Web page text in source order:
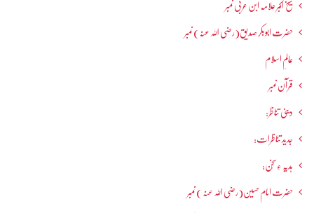
شیخ اکبر علامہ ابن عربی نمبر
حضرت ابوبکر صدیق(رضی اللہ عنہ) نمبر
عالمِ اسلام
قرآن نمبر
دینی تناظر:
جدید تناظرات:
ہدیہ ءِسُخن:
حضرت امام حسین(رضی اللہ عنہ ) نمبر